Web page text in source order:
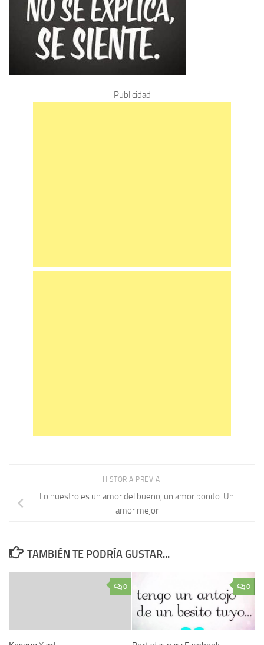
Publicidad
HISTORIA PREVIA
Lo nuestro es un amor del bueno, un amor bonito. Un
amor mejor
TAMBIÉN TE PODRÍA GUSTAR...
0 0